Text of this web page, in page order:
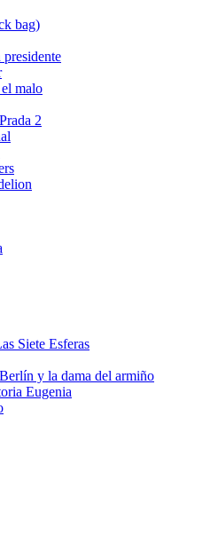
bag)
presidente
malo
2
Siete Esferas
y la dama del armiño
Eugenia